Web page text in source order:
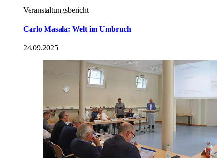
Veranstaltungsbericht
Carlo Masala: Welt im Umbruch
24.09.2025